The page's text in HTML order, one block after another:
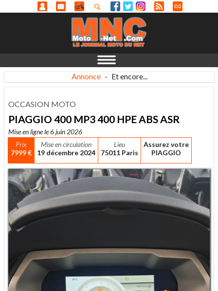
Annonce - Et encore...
OCCASION MOTO
PIAGGIO 400 MP3 400 HPE ABS ASR
Mise en ligne le 6 juin 2026
Prix
7999 €
Mise en circulation
19 décembre 2024
Lieu
75011 Paris
Assurez votre
PIAGGIO